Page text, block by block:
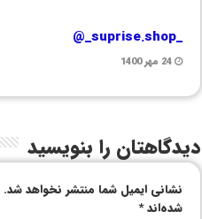
_suprise.shop_@
24 مهر 1400
دیدگاهتان را بنویسید
نشانی ایمیل شما منتشر نخواهد شد.
شده‌اند*